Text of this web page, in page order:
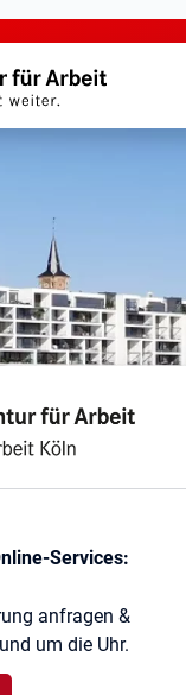
Arbeit
Services:
anfragen &
um die Uhr.